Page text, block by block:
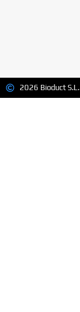
2026 Bioduct S.L.